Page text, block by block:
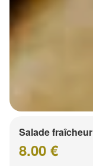
Salade fraîcheur
8.00 €